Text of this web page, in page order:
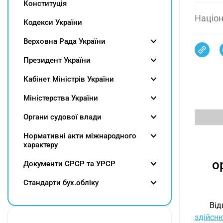
Конституція
Кодекси України
Верховна Рада України
Президент України
Кабінет Міністрів України
Міністерства України
Органи судової влади
Нормативні акти міжнародного
характеру
Документи СРСР та УРСР
Cтандарти бух.обліку